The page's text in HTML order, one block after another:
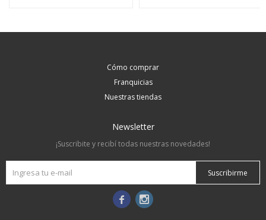
Cómo comprar
Franquicias
Nuestras tiendas
Newsletter
¡Suscribite y recibí todas nuestras novedades!
Suscribirme
 